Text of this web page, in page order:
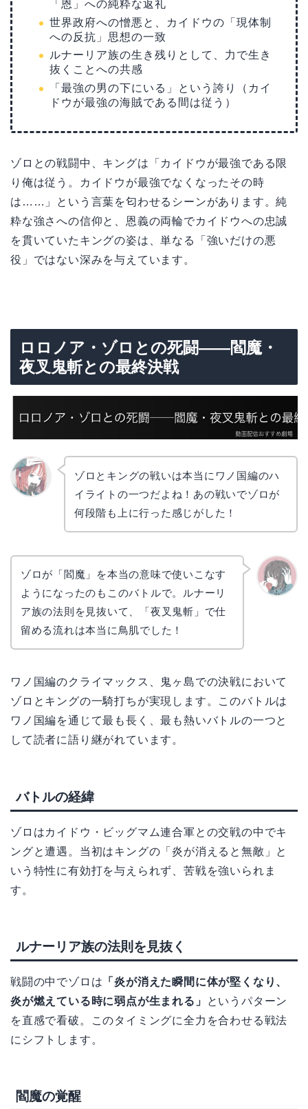
「恩」への純粋な返礼
世界政府への憎悪と、カイドウの「現体制
への反抗」思想の一致
ルナーリア族の生き残りとして、力で生き
抜くことへの共感
「最強の男の下にいる」という誇り（カイ
ドウが最強の海賊である間は従う）
ゾロとの戦闘中、キングは「カイドウが最強である限
り俺は従う。カイドウが最強でなくなったその時
は……」という言葉を匂わせるシーンがあります。純
粋な強さへの信仰と、恩義の両輪でカイドウへの忠誠
を貫いていたキングの姿は、単なる「強いだけの悪
役」ではない深みを与えています。
ロロノア・ゾロとの死闘——閻魔・
夜叉鬼斬との最終決戦
ゾロとキングの戦いは本当にワノ国編のハ
イライトの一つだよね！あの戦いでゾロが
何段階も上に行った感じがした！
ゾロが「閻魔」を本当の意味で使いこなす
ようになったのもこのバトルで。ルナーリ
ア族の法則を見抜いて、「夜叉鬼斬」で仕
留める流れは本当に鳥肌でした！
ワノ国編のクライマックス、鬼ヶ島での決戦において
ゾロとキングの一騎打ちが実現します。このバトルは
ワノ国編を通じて最も長く、最も熱いバトルの一つと
して読者に語り継がれています。
バトルの経緯
ゾロはカイドウ・ビッグマム連合軍との交戦の中でキ
ングと遭遇。当初はキングの「炎が消えると無敵」と
いう特性に有効打を与えられず、苦戦を強いられま
す。
ルナーリア族の法則を見抜く
戦闘の中でゾロは 「炎が消えた瞬間に体が堅くなり、
炎が燃えている時に弱点が生まれる」
というパターン
を直感で看破。このタイミングに全力を合わせる戦法
にシフトします。
閻魔の覚醒